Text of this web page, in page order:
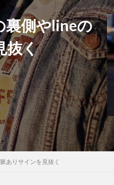
裏側やlineの
抜く
ありサインを見抜く